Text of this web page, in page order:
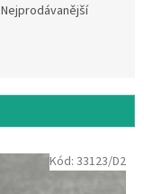
Nejprodávanější
Kód: 33123/D2